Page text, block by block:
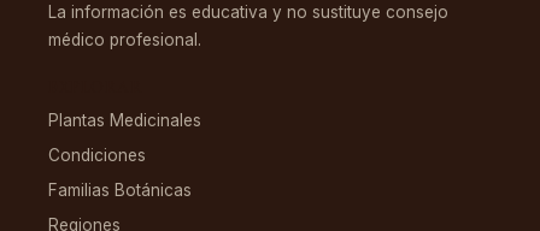
La información es educativa y no sustituye consejo
médico profesional.
Plantas Medicinales
Condiciones
Familias Botánicas
Regiones